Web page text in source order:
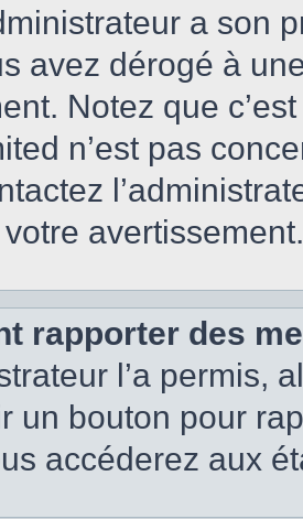
a son
avez dérogé à
Notez que
n’est pas
avertissement.
rapporter des
l’a permis,
un bouton pour
accéderez aux